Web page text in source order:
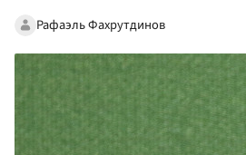
Рафаэль Фахрутдинов